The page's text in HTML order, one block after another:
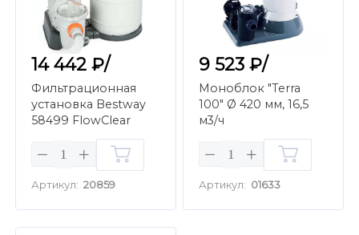
14 442 ₽/
Фильтрационная
установка Bestway
58499 FlowClear
Песочная (7.7 м3/ч)
Артикул: 20859
9 523 ₽/
Моноблок "Terra
100" Ø 420 мм, 16,5
м3/ч
Артикул: 01633